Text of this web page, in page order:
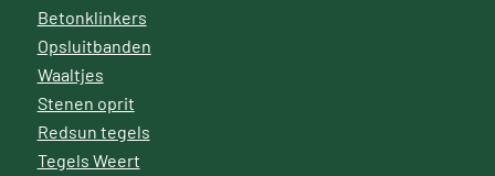
Betonklinkers
Opsluitbanden
Waaltjes
Stenen oprit
Redsun tegels
Tegels Weert